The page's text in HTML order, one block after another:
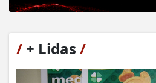
/ + Lidas /